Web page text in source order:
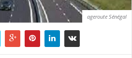
ageroute Sénégal